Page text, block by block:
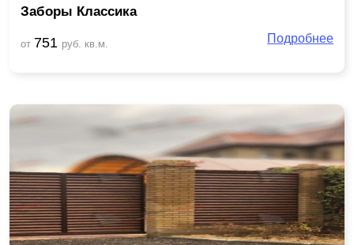
Заборы Классика
от 751 руб. кв.м. Подробнее